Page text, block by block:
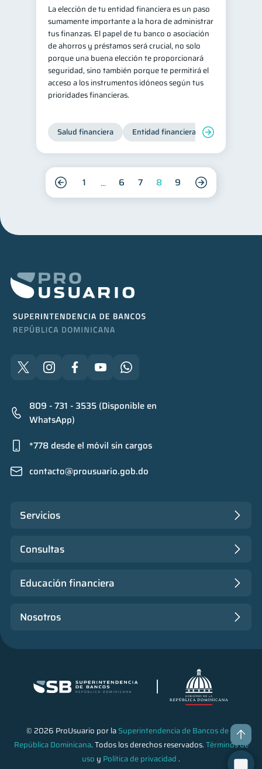
La elección de tu entidad financiera es un paso
sumamente importante a la hora de administrar
tus finanzas. El papel de tu banco o asociación
de ahorros y préstamos será crucial, no solo
porque una buena elección te proporcionará
seguridad, sino también porque te permitirá el
acceso a los instrumentos idóneos según tus
prioridades financieras.
Salud financiera Entidad financiera
1 6 7 8 9
© 2026 ProUsuario por laSuperintendencia de Bancos de la
República Dominicana. Todos los derechos reservados.Términos de
uso y Política de privacidad.
809 - 731 - 3535 (Disponible en
WhatsApp)
*778 desde el móvil sin cargos
contacto@prousuario.gob.do
Servicios
Consultas
Educación financiera
Nosotros